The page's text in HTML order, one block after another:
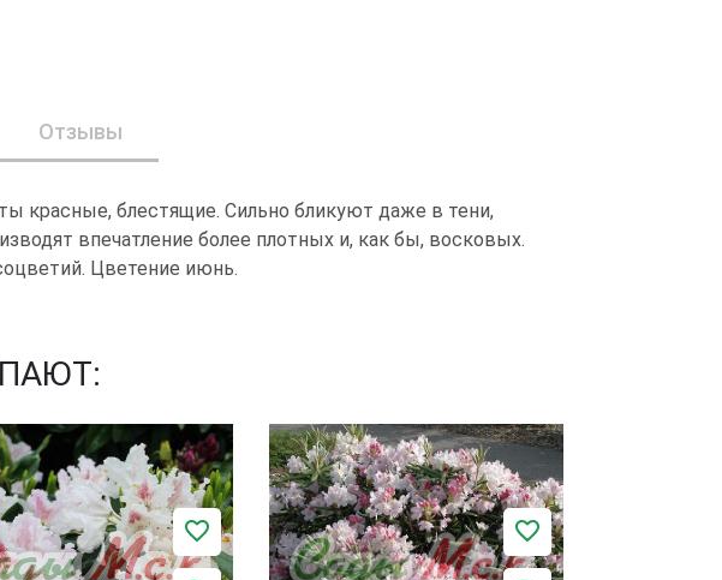
Отзывы
красные, блестящие. Сильно бликуют даже в тени,
впечатление более плотных и, как бы, восковых.
Цветение июнь.